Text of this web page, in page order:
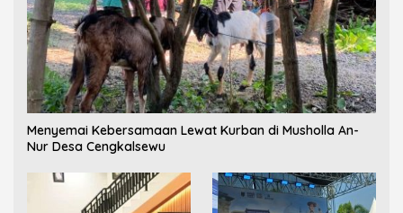
Menyemai Kebersamaan Lewat Kurban di Musholla An-
Nur Desa Cengkalsewu